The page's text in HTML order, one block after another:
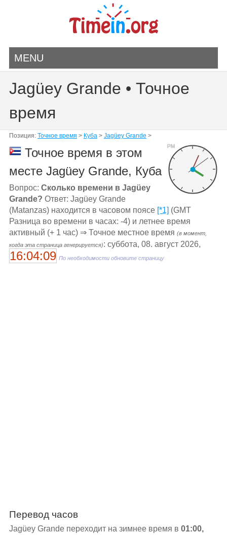
MENU
Jagüey Grande • Точное
время
Позиция: Точное время > Куба> Jagüey Grande >
PM
Точное время в этом
месте Jagüey Grande, Куба
Вопрос: Сколько времени в Jagüey
Grande? Ответ: Jagüey Grande
(Matanzas) находится в часовом поясе [*1] (GMT
Разница во времени в часах: -4) и летнее время
активный (+ 1 час) ⇒ Точное местное время (в момент,
когда эта страница генерируется): суббота, 08. август 2026,
16:04:09 По необходимости обновите страницу
Перевод часов
Jagüey Grande переходит на зимнее время в 01:00,